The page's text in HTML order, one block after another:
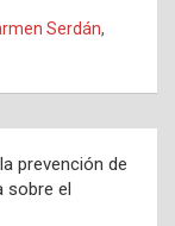
Serdán,
prevención de
sobre el